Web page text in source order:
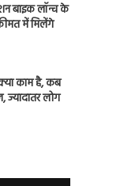
बाइक लॉन्च के
में मिलेंगे
काम है, कब
लोग